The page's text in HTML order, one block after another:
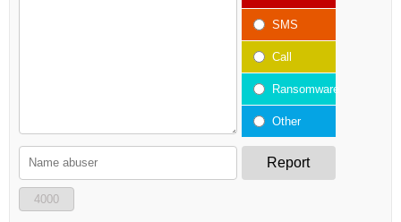
SMS
Call
Ransomware
Other
Report
4000